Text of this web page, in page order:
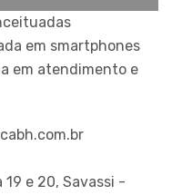
em smartphones
em atendimento e
19 e 20, Savassi -